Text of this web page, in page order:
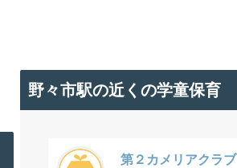
野々市駅の近くの学童保育
第２カメリアクラブ